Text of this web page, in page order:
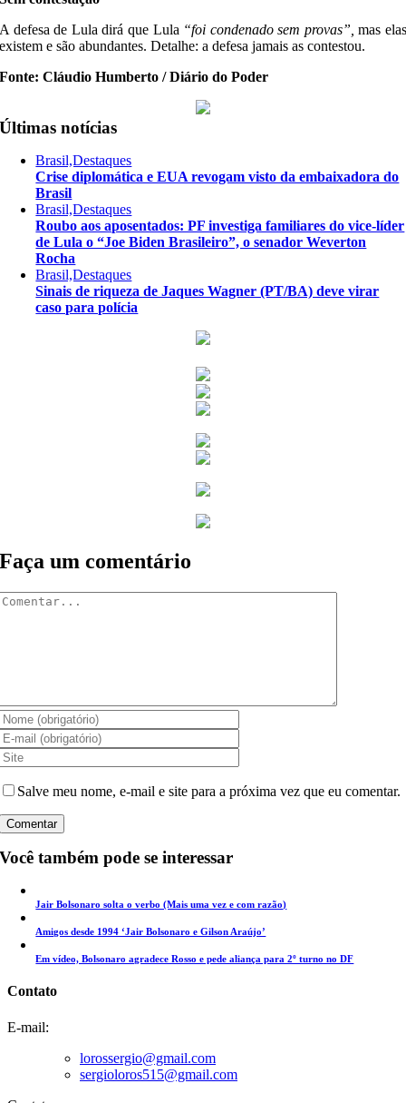
A defesa de Lula dirá que Lula “foi condenado sem provas”, mas elas
existem e são abundantes. Detalhe: a defesa jamais as contestou.
Fonte: Cláudio Humberto / Diário do Poder
Últimas notícias
Brasil,Destaques
Crise diplomática e EUA revogam visto da embaixadora do
Brasil
Brasil,Destaques
Roubo aos aposentados: PF investiga familiares do vice-líder
de Lula o “Joe Biden Brasileiro”, o senador Weverton
Rocha
Brasil,Destaques
Sinais de riqueza de Jaques Wagner (PT/BA) deve virar
caso para polícia
Faça um comentário
Salve meu nome, e-mail e site para a próxima vez que eu comentar.
Você também pode se interessar
Jair Bolsonaro solta o verbo (Mais uma vez e com razão)
Amigos desde 1994 ‘Jair Bolsonaro e Gilson Araújo’
Em vídeo, Bolsonaro agradece Rosso e pede aliança para 2º turno no DF
Contato
E-mail:
lorossergio@gmail.com
sergioloros515@gmail.com